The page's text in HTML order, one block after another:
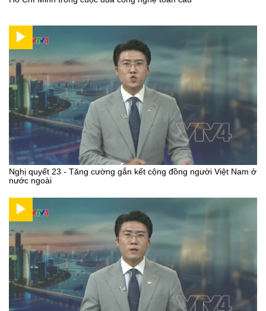
Nghị quyết 23 - Tăng cường gắn kết cộng đồng người Việt Nam ở
nước ngoài